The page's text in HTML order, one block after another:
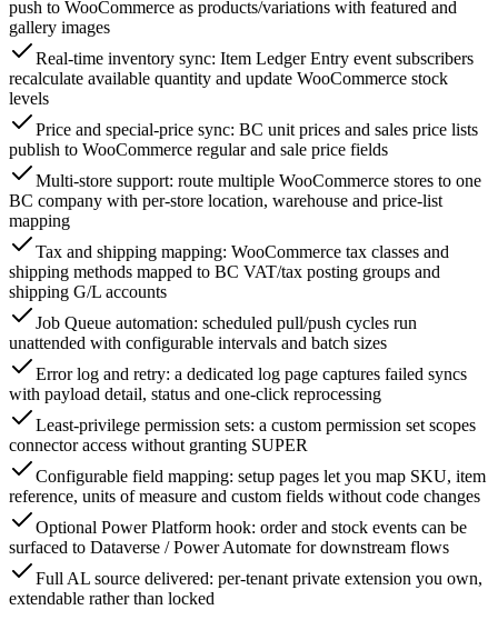
push to WooCommerce as products/variations with featured and
gallery images
Real-time inventory sync: Item Ledger Entry event subscribers
recalculate available quantity and update WooCommerce stock
levels
Price and special-price sync: BC unit prices and sales price lists
publish to WooCommerce regular and sale price fields
Multi-store support: route multiple WooCommerce stores to one
BC company with per-store location, warehouse and price-list
mapping
Tax and shipping mapping: WooCommerce tax classes and
shipping methods mapped to BC VAT/tax posting groups and
shipping G/L accounts
Job Queue automation: scheduled pull/push cycles run
unattended with configurable intervals and batch sizes
Error log and retry: a dedicated log page captures failed syncs
with payload detail, status and one-click reprocessing
Least-privilege permission sets: a custom permission set scopes
connector access without granting SUPER
Configurable field mapping: setup pages let you map SKU, item
reference, units of measure and custom fields without code changes
Optional Power Platform hook: order and stock events can be
surfaced to Dataverse / Power Automate for downstream flows
Full AL source delivered: per-tenant private extension you own,
extendable rather than locked